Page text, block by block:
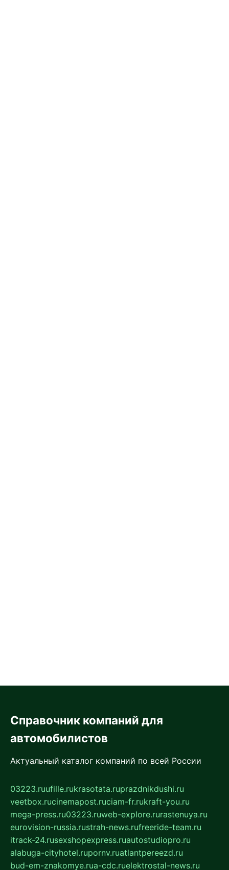
Справочник компаний для
автомобилистов
Актуальный каталог компаний по всей России
03223.ruufille.rukrasotata.ruprazdnikdushi.ru
veetbox.rucinemapost.ruciam-fr.rukraft-you.ru
mega-press.ru03223.ruweb-explore.rurastenuya.ru
eurovision-russia.rustrah-news.rufreeride-team.ru
itrack-24.rusexshopexpress.ruautostudiopro.ru
alabuga-cityhotel.rupornv.ruatlantpereezd.ru
bud-em-znakomye.rua-cdc.ruelektrostal-news.ru